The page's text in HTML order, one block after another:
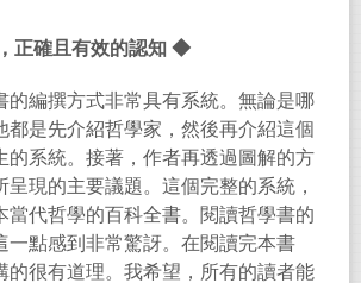
正確且有效的認知 ◆
的編撰方式非常具有系統。無論是哪
都是先介紹哲學家，然後再介紹這個
的系統。接著，作者再透過圖解的方
呈現的主要議題。這個完整的系統，
當代哲學的百科全書。閱讀哲學書的
一點感到非常驚訝。在閱讀完本書
的很有道理。我希望，所有的讀者能